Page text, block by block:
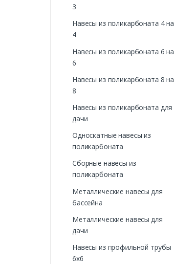
3
Навесы из поликарбоната 4 на
4
Навесы из поликарбоната 6 на
6
Навесы из поликарбоната 8 на
8
Навесы из поликарбоната для
дачи
Односкатные навесы из
поликарбоната
Сборные навесы из
поликарбоната
Металлические навесы для
бассейна
Металлические навесы для
дачи
Навесы из профильной трубы
6х6